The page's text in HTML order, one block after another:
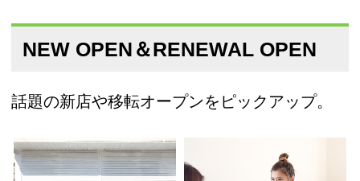
NEW OPEN＆RENEWAL OPEN
話題の新店や移転オープンをピックアップ。